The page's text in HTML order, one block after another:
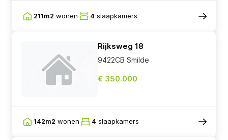
211m2 wonen 4 slaapkamers
Rijksweg 18
9422CB Smilde
€ 350.000
142m2 wonen 4 slaapkamers